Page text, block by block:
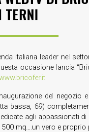
TERNI
italiana leader nel
occasione lancia
del
bassa, 69)
agli appassionati
mq….un vero e